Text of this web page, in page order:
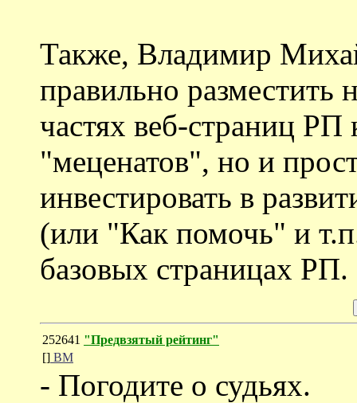
Также, Владимир
правильно разместить
частях веб-страниц РП
"меценатов", но и
инвестировать в
(или "Как помочь" и
базовых страницах РП.
252641 "Предвзятый рейтинг"
[] ВМ
- Погодите о судьях.